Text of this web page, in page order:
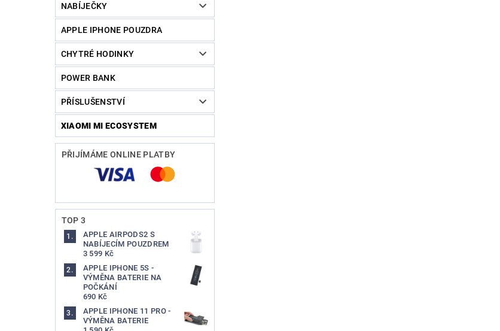
NABÍJEČKY
APPLE IPHONE POUZDRA
CHYTRÉ HODINKY
POWER BANK
PŘÍSLUŠENSTVÍ
XIAOMI MI ECOSYSTEM
PŘIJÍMÁME ONLINE PLATBY
TOP 3
APPLE AIRPODS2 S
NABÍJECÍM POUZDREM
3 599 Kč
APPLE IPHONE 5S -
VÝMĚNA BATERIE NA
POČKÁNÍ
690 Kč
APPLE IPHONE 11 PRO -
VÝMĚNA BATERIE